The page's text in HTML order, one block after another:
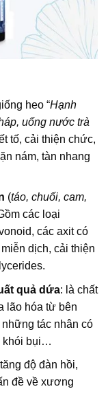
heo “Hạnh
uống nước trà
tố, cải thiện chức,
nám, tàn nhang
(táo, chuối, cam,
các loại
các axit có
dịch, cải thiện
quả dứa: là chất
lão hóa từ bên
tác nhân có
khói bụi…
độ đàn hồi,
đề về xương